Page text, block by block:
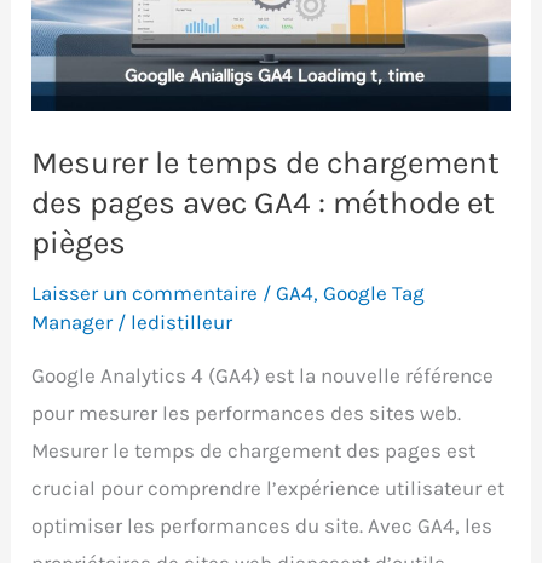
Mesurer le temps de chargement
des pages avec GA4 : méthode et
pièges
Laisser un commentaire /GA4,Google Tag
Manager/ ledistilleur
Google Analytics 4 (GA4) est la nouvelle référence
pour mesurer les performances des sites web.
Mesurer le temps de chargement des pages est
crucial pour comprendre l’expérience utilisateur et
optimiser les performances du site. Avec GA4, les